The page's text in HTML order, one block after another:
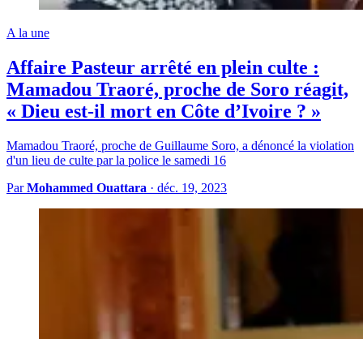
A la une
Affaire Pasteur arrêté en plein culte :
Mamadou Traoré, proche de Soro réagit,
« Dieu est-il mort en Côte d’Ivoire ? »
Mamadou Traoré, proche de Guillaume Soro, a dénoncé la violation
d'un lieu de culte par la police le samedi 16
ParMohammed Ouattara · déc. 19, 2023